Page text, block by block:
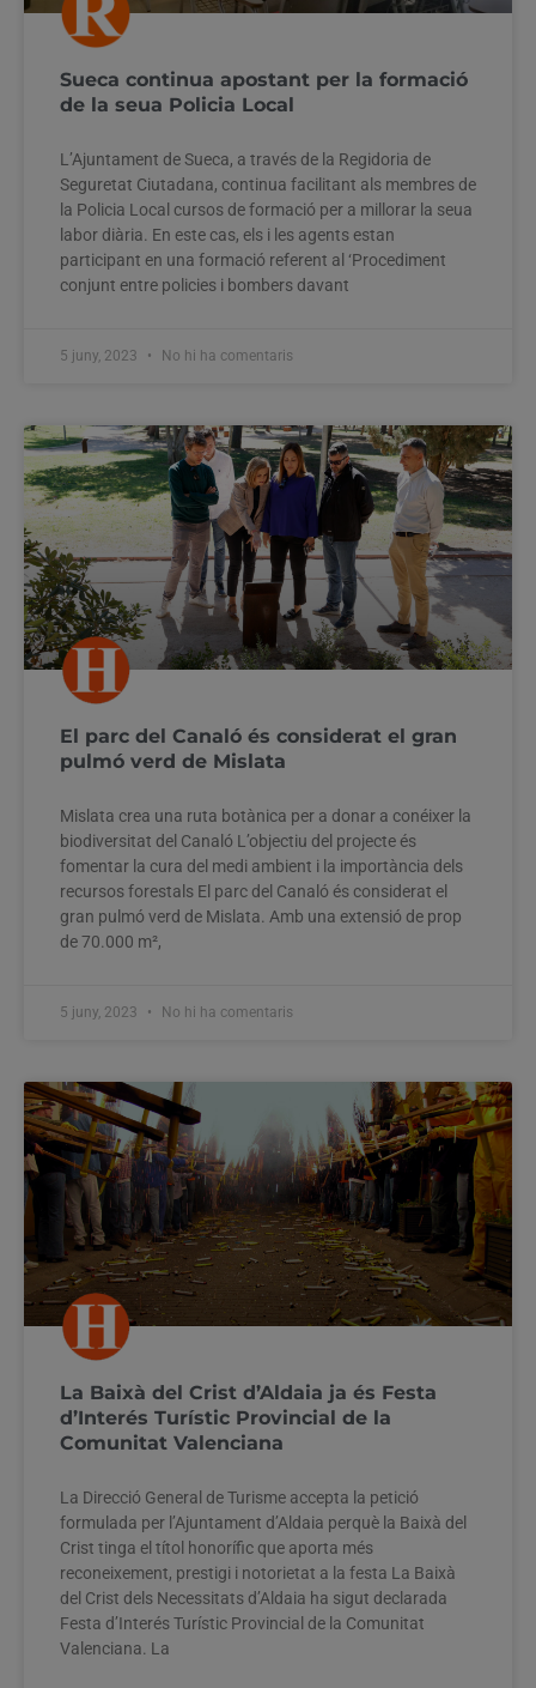
Sueca continua apostant per la formació
de la seua Policia Local
L’Ajuntament de Sueca, a través de la Regidoria de
Seguretat Ciutadana, continua facilitant als membres de
la Policia Local cursos de formació per a millorar la seua
labor diària. En este cas, els i les agents estan
participant en una formació referent al ‘Procediment
conjunt entre policies i bombers davant
5 juny, 2023 No hi ha comentaris
El parc del Canaló és considerat el gran
pulmó verd de Mislata
Mislata crea una ruta botànica per a donar a conéixer la
biodiversitat del Canaló L’objectiu del projecte és
fomentar la cura del medi ambient i la importància dels
recursos forestals El parc del Canaló és considerat el
gran pulmó verd de Mislata. Amb una extensió de prop
de 70.000 m²,
5 juny, 2023 No hi ha comentaris
La Baixà del Crist d’Aldaia ja és Festa
d’Interés Turístic Provincial de la
Comunitat Valenciana
La Direcció General de Turisme accepta la petició
formulada per l’Ajuntament d’Aldaia perquè la Baixà del
Crist tinga el títol honorífic que aporta més
reconeixement, prestigi i notorietat a la festa La Baixà
del Crist dels Necessitats d’Aldaia ha sigut declarada
Festa d’Interés Turístic Provincial de la Comunitat
Valenciana. La